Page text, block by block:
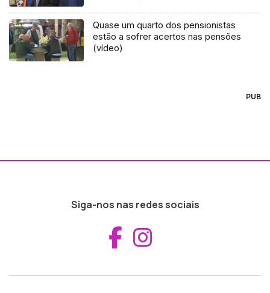
Quase um quarto dos pensionistas
estão a sofrer acertos nas pensões
(vídeo)
PUB
Siga-nos nas redes sociais
Aceder ao